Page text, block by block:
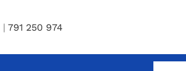
|791 250 974